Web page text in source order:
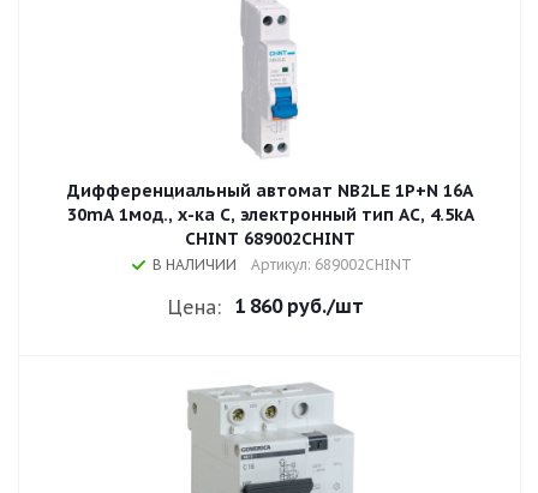
Дифференциальный автомат NB2LE 1P+N 16A
30mA 1мод., х-ка С, электронный тип AС, 4.5kA
CHINT 689002CHINT
В НАЛИЧИИ Артикул: 689002CHINT
Цена: 1 860 руб./шт